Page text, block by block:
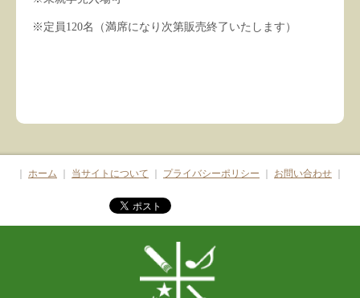
※定員120名（満席になり次第販売終了いたします）
ホーム 当サイトについて プライバシーポリシー お問い合わせ